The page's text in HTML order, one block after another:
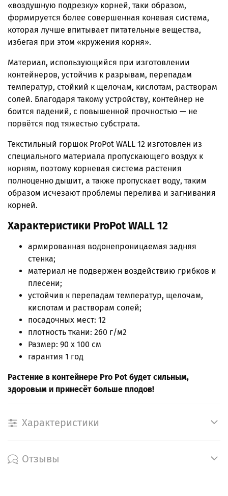
«воздушную подрезку» корней, таки образом,
формируется более совершенная коневая система,
которая лучше впитывает питательные вещества,
избегая при этом «кружения корня».
Материал, использующийся при изготовлении
контейнеров, устойчив к разрывам, перепадам
температур, стойкий к щелочам, кислотам, растворам
солей. Благодаря такому устройству, контейнер не
боится падений, с повышенной прочностью — не
порвётся под тяжестью субстрата.
Текстильный горшок ProPot WALL 12 изготовлен из
специального материала пропускающего воздух к
корням, поэтому корневая система растения
полноценно дышит, а также пропускает воду, таким
образом исчезают проблемы перелива и загнивания
корней.
Характеристики ProPot WALL 12
армированная водонепроницаемая задняя
стенка;
материал не подвержен воздействию грибков и
плесени;
устойчив к перепадам температур, щелочам,
кислотам и растворам солей;
посадочных мест: 12
плотность ткани: 260 г/м2
Размер: 90 x 100 см
гарантия 1 год
Растение в контейнере Pro Pot будет сильным,
здоровым и принесёт больше плодов!
Характеристики
Отзывы